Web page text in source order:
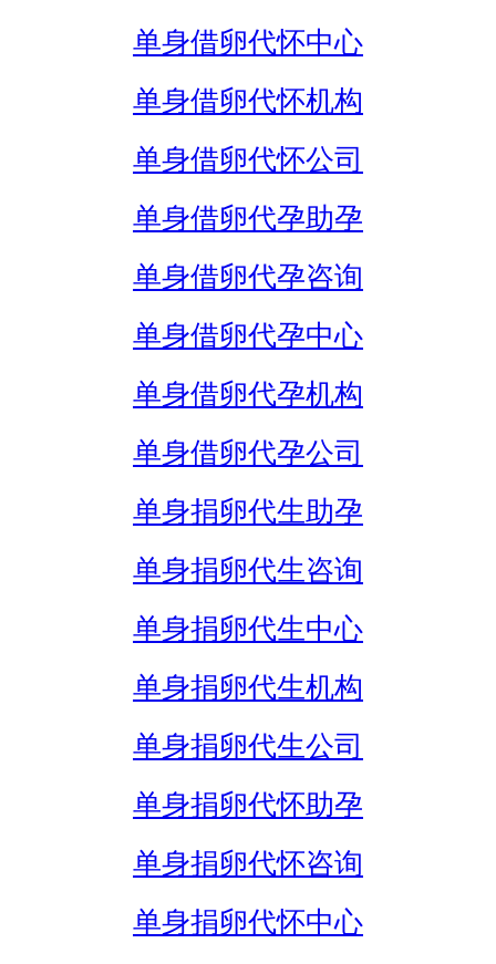
单身借卵代怀中心
单身借卵代怀机构
单身借卵代怀公司
单身借卵代孕助孕
单身借卵代孕咨询
单身借卵代孕中心
单身借卵代孕机构
单身借卵代孕公司
单身捐卵代生助孕
单身捐卵代生咨询
单身捐卵代生中心
单身捐卵代生机构
单身捐卵代生公司
单身捐卵代怀助孕
单身捐卵代怀咨询
单身捐卵代怀中心